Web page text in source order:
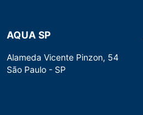
AQUA SP
Alameda Vicente Pinzon, 54
São Paulo - SP